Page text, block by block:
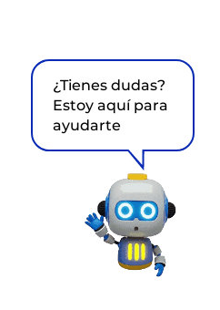
¿Tienes dudas?
Estoy aquí para
ayudarte